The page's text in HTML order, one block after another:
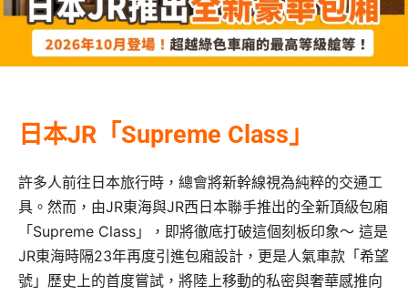
日本JR「Supreme Class」
許多人前往日本旅行時，總會將新幹線視為純粹的交通工
具。然而，由JR東海與JR西日本聯手推出的全新頂級包廂
「Supreme Class」，即將徹底打破這個刻板印象～ 這是
JR東海時隔23年再度引進包廂設計，更是人氣車款「希望
號」歷史上的首度嘗試，將陸上移動的私密與奢華感推向